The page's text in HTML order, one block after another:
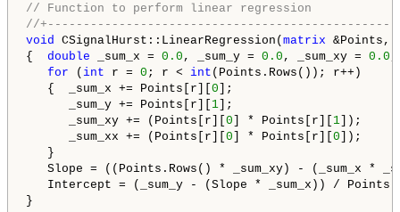
// Function to perform linear regression
//
void CSignalHurst::LinearRegression( matrix &Points,
{ double _sum_x = 0.0 , _sum_y = 0.0 , _sum_xy = 0.0
for ( int r = 0 ; r < int (Points.Rows()); r++)
{  _sum_x += Points[r][ 0 ];
_sum_y += Points[r][ 1 ];
_sum_xy += (Points[r][ 0 ] * Points[r][ 1 ]);
_sum_xx += (Points[r][ 0 ] * Points[r][ 0 ]);
}
Slope = ((Points.Rows() * _sum_xy) - (_sum_x *
Intercept = (_sum_y - (Slope * _sum_x)) /
}